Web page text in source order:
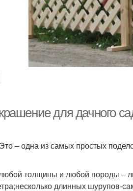
для дачного
– одна из самых простых
толщины и любой породы –
длинных шурупов-